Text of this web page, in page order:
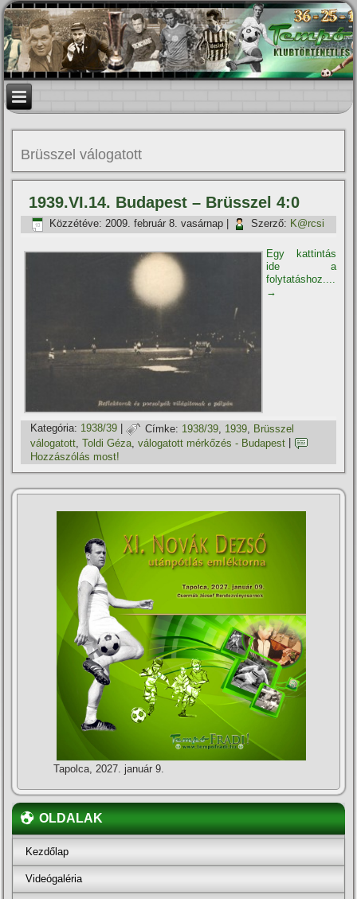
Brüsszel válogatott
1939.VI.14. Budapest – Brüsszel 4:0
Közzétéve: 2009. február 8. vasárnap Szerző: K@rcsi
Egy kattintás
ide a
folytatáshoz....
→
Kategória: 1938/39 | Címke: 1938/39 1939 Brüsszel
válogatott ,Toldi Géza ,válogatott mérkőzés - Budapest
Hozzászólás most!
Tapolca, 2027. január 9.
OLDALAK
Kezdőlap
Videógaléria